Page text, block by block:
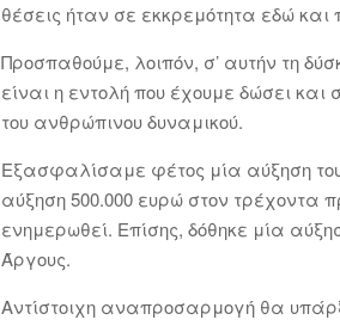
θέσεις ήταν σε εκκρεμότητα εδώ
Προσπαθούμε, λοιπόν, σ’ αυτήν τη
είναι η εντολή που έχουμε δώσει και
του ανθρώπινου δυναμικού.
Εξασφαλίσαμε φέτος μία αύξηση
αύξηση 500.000 ευρώ στον τρέχοντα
ενημερωθεί. Επίσης, δόθηκε μία
Άργους.
Αντίστοιχη αναπροσαρμογή θα